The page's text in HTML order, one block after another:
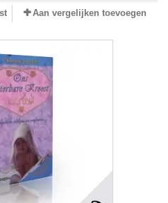
Aan vergelijken toevoegen